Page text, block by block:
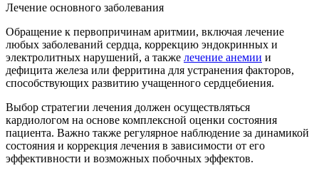
Лечение основного заболевания
Обращение к первопричинам аритмии, включая лечение
любых заболеваний сердца, коррекцию эндокринных и
электролитных нарушений, а также лечение анемии и
дефицита железа или ферритина для устранения факторов,
способствующих развитию учащенного сердцебиения.
Выбор стратегии лечения должен осуществляться
кардиологом на основе комплексной оценки состояния
пациента. Важно также регулярное наблюдение за динамикой
состояния и коррекция лечения в зависимости от его
эффективности и возможных побочных эффектов.